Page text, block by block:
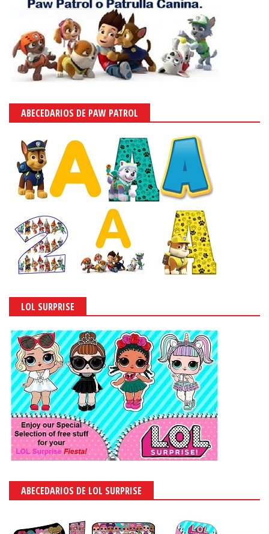
ABECEDARIOS DE PAW PATROL
LOL SURPRISE
ABECEDARIOS DE LOL SURPRISE